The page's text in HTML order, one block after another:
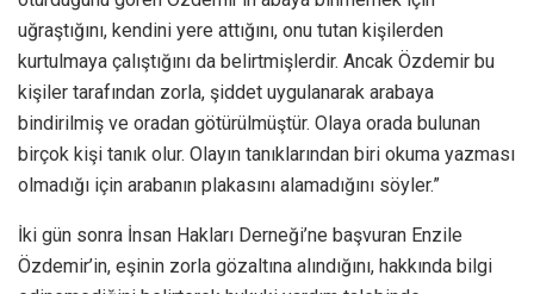
uğraştığını, kendini yere attığını, onu tutan kişilerden
kurtulmaya çalıştığını da belirtmişlerdir. Ancak Özdemir bu
kişiler tarafından zorla, şiddet uygulanarak arabaya
bindirilmiş ve oradan götürülmüştür. Olaya orada bulunan
birçok kişi tanık olur. Olayın tanıklarından biri okuma yazması
olmadığı için arabanın plakasını alamadığını söyler.”
İki gün sonra İnsan Hakları Derneği’ne başvuran Enzile
Özdemir’in, eşinin zorla gözaltına alındığını, hakkında bilgi